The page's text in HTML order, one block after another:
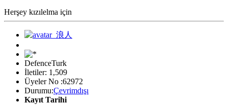
Herşey kızılelma için
DefenceTurk
İletiler: 1,509
Üyeler No :62972
Durumu:Çevrimdışı
Kayıt Tarihi